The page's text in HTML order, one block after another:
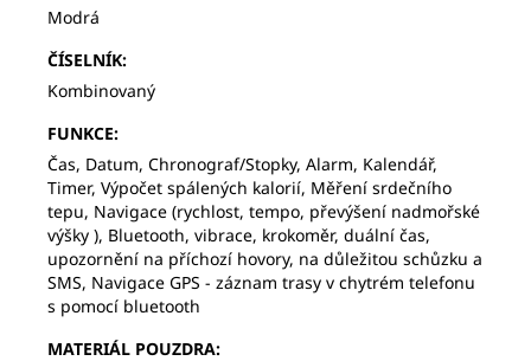
Modrá
ČÍSELNÍK:
Kombinovaný
FUNKCE:
Čas, Datum, Chronograf/Stopky, Alarm, Kalendář,
Timer, Výpočet spálených kalorií, Měření srdečního
tepu, Navigace (rychlost, tempo, převýšení nadmořské
výšky ), Bluetooth, vibrace, krokoměr, duální čas,
upozornění na příchozí hovory, na důležitou schůzku a
SMS, Navigace GPS - záznam trasy v chytrém telefonu
s pomocí bluetooth
MATERIÁL POUZDRA: